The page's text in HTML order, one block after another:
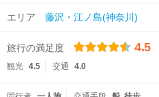
エリア 藤沢・江ノ島(神奈川)
旅行の満足度 4.5
観光 4.5 交通 4.0